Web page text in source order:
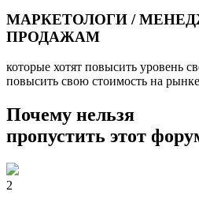
МАРКЕТОЛОГИ /
ПРОДАЖАМ
которые хотят повысить уровень
повысить свою стоимость на
Почему нельзя
пропустить этот
2